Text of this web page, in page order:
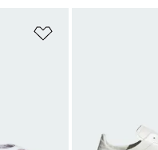
Pridať do